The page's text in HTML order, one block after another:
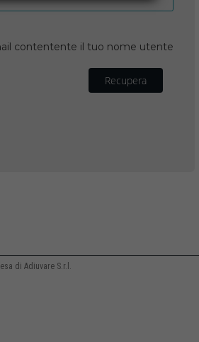
contentente il tuo nome utente
Recupera
di Adiuvare S.r.l.